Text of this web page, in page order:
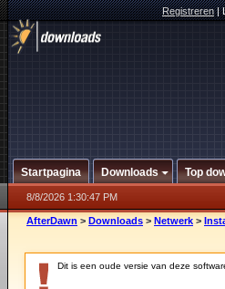
Registreren|
Startpagina Downloads Top
8/8/2026 1:30:47 PM
AfterDawn > Downloads > Netwerk >
Dit is een oude versie van deze